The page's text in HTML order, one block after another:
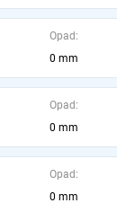
Opad:
0 mm
Opad:
0 mm
Opad:
0 mm